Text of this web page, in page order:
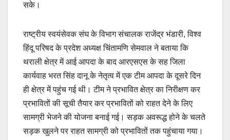
सके।
राष्ट्रीय स्वयंसेवक संघ के विभाग संचालक राजेंद्र भंडारी, विश्व
हिंदू परिषद के प्रदेश अध्यक्ष चिंतामणि सेमवाल ने बताया कि
थराली क्षेत्र में आई आपदा के बाद आरएसएस के सह जिला
कार्यवाह भरत सिंह दानू के नेतृत्व में एक टीम आपदा के दूसरे दिन
ही क्षेत्र में पहुंच गई थी। टीम ने प्रभावित क्षेत्र का निरीक्षण कर
प्रभावितों की सूची तैयार कर प्रभावितों को राहत देने के लिए
सामग्री भेजने की योजना बनाई गई। सड़क अवरूद्ध होने के चलते
सड़क खुलने पर राहत सामग्री को प्रभावितों तक पहुंचाया गया।